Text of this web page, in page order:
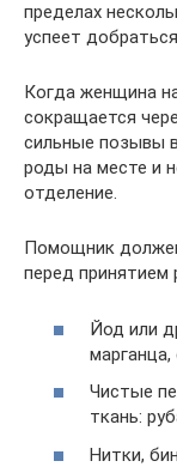
пределах
успеет
Когда женщина
сокращается
сильные позывы
роды на месте и
отделение.
Помощник
перед принятием
Йод или
марганца,
Чистые
ткань:
Нитки,